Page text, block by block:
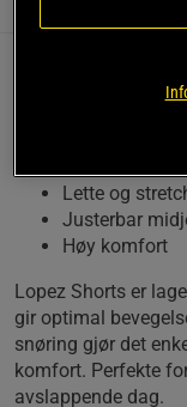
Disse shortsene
Lette og
Justerbar
Høy komfort
Lopez Shorts er
gir optimal
snøring gjør det
komfort. Perfekte
avslappende dag.